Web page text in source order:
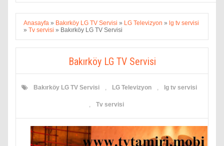
Anasayfa » Bakırköy LG TV Servisi » LG Televizyon » lg tv servisi
» Tv servisi » Bakırköy LG TV Servisi
Bakırköy LG TV Servisi
Bakırköy LG TV Servisi LG Televizyon lg tv servisi
Tv servisi